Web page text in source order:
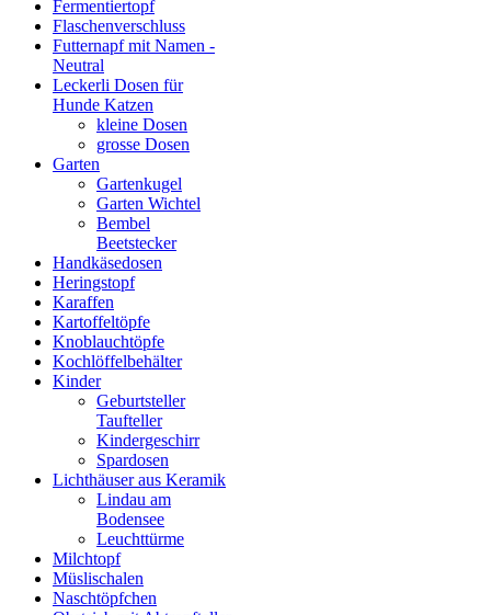
Fermentiertopf
Flaschenverschluss
Futternapf mit Namen -
Neutral
Leckerli Dosen für
Hunde Katzen
kleine Dosen
grosse Dosen
Garten
Gartenkugel
Garten Wichtel
Bembel
Beetstecker
Handkäsedosen
Heringstopf
Karaffen
Kartoffeltöpfe
Knoblauchtöpfe
Kochlöffelbehälter
Kinder
Geburtsteller
Taufteller
Kindergeschirr
Spardosen
Lichthäuser aus Keramik
Lindau am
Bodensee
Leuchttürme
Milchtopf
Müslischalen
Naschtöpfchen